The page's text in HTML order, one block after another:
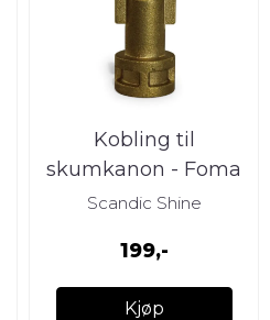
Kobling til
skumkanon - Foma
Scandic Shine
199,-
Kjøp